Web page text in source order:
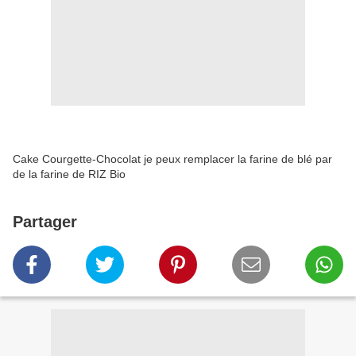
Cake Courgette-Chocolat je peux remplacer la farine de blé par
de la farine de RIZ Bio
Partager